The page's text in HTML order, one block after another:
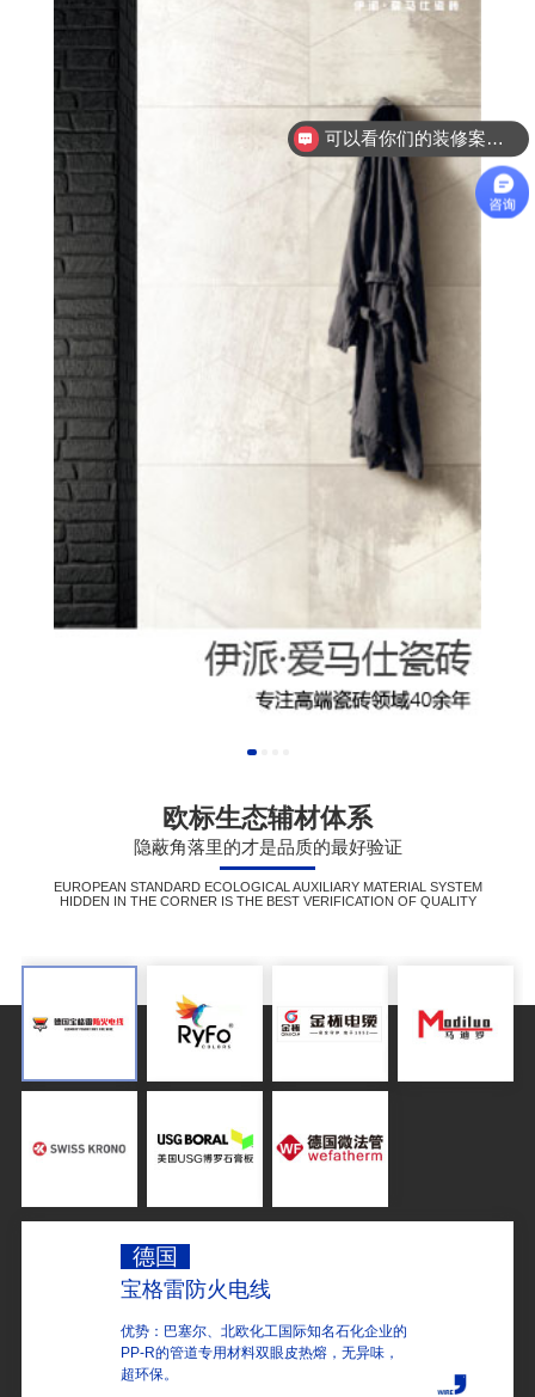
欧标生态辅材体系
隐蔽角落里的才是品质的最好验证
EUROPEAN STANDARD ECOLOGICAL AUXILIARY MATERIAL SYSTEM
HIDDEN IN THE CORNER IS THE BEST VERIFICATION OF QUALITY
德国
宝格雷防火电线
优势：巴塞尔、北欧化工国际知名石化企业的
PP-R的管道专用材料双眼皮热熔，无异味，
超环保。
可以看你们的装修案例吗